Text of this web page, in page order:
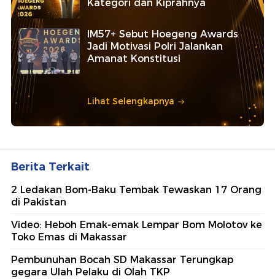
Kategori dan Kiprahnya
IM57+ Sebut Hoegeng Awards
Jadi Motivasi Polri Jalankan
Amanat Konstitusi
Lihat Selengkapnya
Berita Terkait
2 Ledakan Bom-Baku Tembak Tewaskan 17 Orang
di Pakistan
Video: Heboh Emak-emak Lempar Bom Molotov ke
Toko Emas di Makassar
Pembunuhan Bocah SD Makassar Terungkap
gegara Ulah Pelaku di Olah TKP